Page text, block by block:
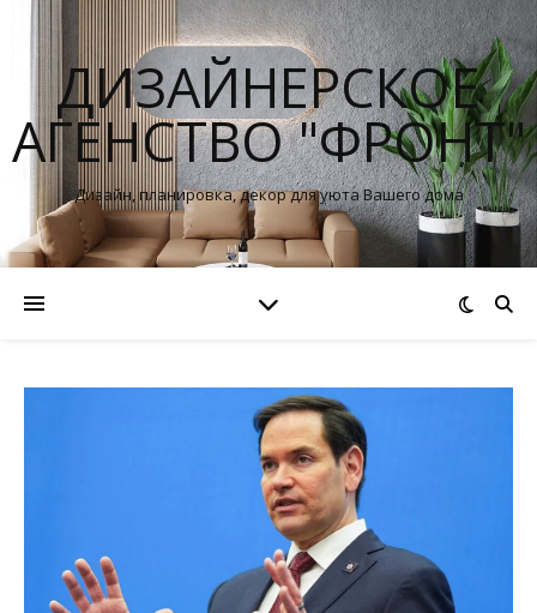
ДИЗАЙНЕРСКОЕ
АГЕНСТВО "ФРОНТ"
Дизайн, планировка, декор для уюта Вашего дома